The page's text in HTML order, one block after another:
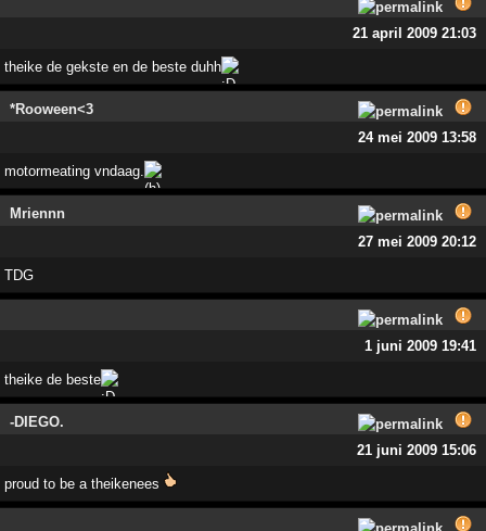
21 april 2009 21:03
theike de gekste en de beste duhh
*Rooween<3
24 mei 2009 13:58
motormeating vndaag.
Mriennn
27 mei 2009 20:12
TDG
1 juni 2009 19:41
theike de beste
-DIEGO.
21 juni 2009 15:06
proud to be a theikenees